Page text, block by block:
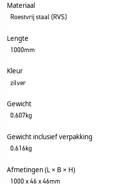
Materiaal
Roestvrij staal (RVS)
Lengte
1000mm
Kleur
zilver
Gewicht
0.607kg
Gewicht inclusief verpakking
0.616kg
Afmetingen (L × B × H)
1000 x 46 x 46mm